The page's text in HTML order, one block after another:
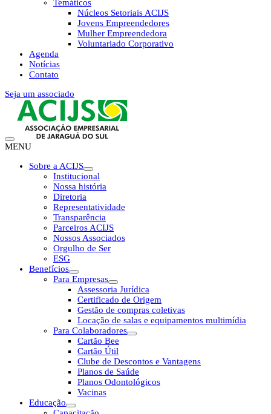
Temáticos
Núcleos Setoriais ACIJS
Jovens Empreendedores
Mulher Empreendedora
Voluntariado Corporativo
Agenda
Notícias
Contato
Seja um associado
MENU
Sobre a ACIJS
Institucional
Nossa história
Diretoria
Representatividade
Transparência
Parceiros ACIJS
Nossos Associados
Orgulho de Ser
ESG
Benefícios
Para Empresas
Assessoria Jurídica
Certificado de Origem
Gestão de compras coletivas
Locação de salas e equipamentos multimídia
Para Colaboradores
Cartão Bee
Cartão Útil
Clube de Descontos e Vantagens
Planos de Saúde
Planos Odontológicos
Vacinas
Educação